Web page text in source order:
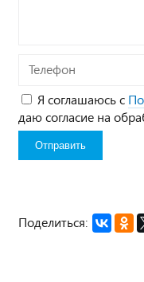
Телефон
Я соглашаюсь с
даю согласие на
Поделиться: